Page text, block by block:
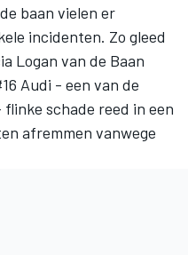
baan vielen er
incidenten. Zo gleed
Logan van de Baan
Audi - een van de
schade reed in een
afremmen vanwege